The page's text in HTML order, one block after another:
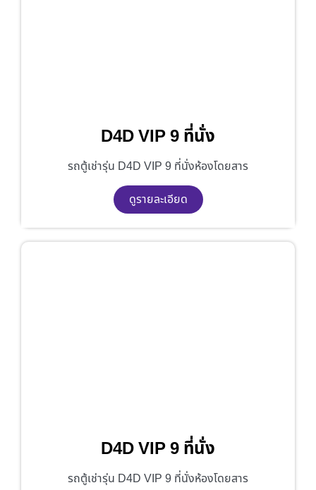
D4D VIP 9 ที่นั่ง
รถตู้เช่ารุ่น D4D VIP 9 ที่นั่งห้องโดยสาร
ดูรายละเอียด
D4D VIP 9 ที่นั่ง
รถตู้เช่ารุ่น D4D VIP 9 ที่นั่งห้องโดยสาร